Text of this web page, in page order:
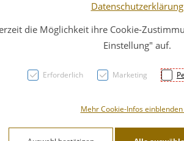
Datenschutzerklärung
die Möglichkeit ihre Cookie-
Einstellung" auf.
Erforderlich Marketing
Mehr Cookie-Infos einblenden